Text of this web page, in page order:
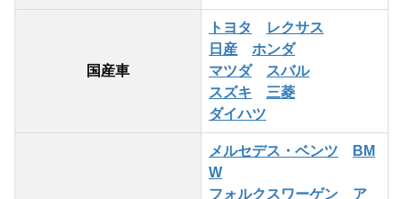
国産車
トヨタ
レクサス
日産
ホンダ
マツダ
スバル
スズキ
三菱
ダイハツ
メルセデス・ベンツ
BM
W
フォルクスワーゲン
ア